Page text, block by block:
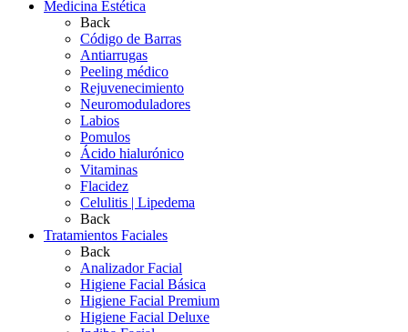
Medicina Estética
Back
Código de Barras
Antiarrugas
Peeling médico
Rejuvenecimiento
Neuromoduladores
Labios
Pomulos
Ácido hialurónico
Vitaminas
Flacidez
Celulitis | Lipedema
Back
Tratamientos Faciales
Back
Analizador Facial
Higiene Facial Básica
Higiene Facial Premium
Higiene Facial Deluxe